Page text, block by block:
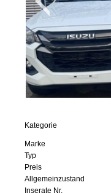
Kategorie
Marke
Typ
Preis
Allgemeinzustand
Inserate Nr.